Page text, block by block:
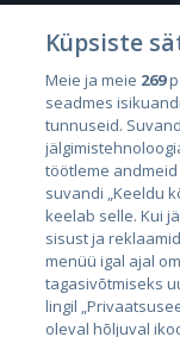
Страны
Эстония
Латвия
Литва
Küpsiste
Meie ja meie 269
seadmes
tunnuseid.
töötleme
suvandi „Keeldu
keelab selle. Kui
sisust ja
menüü igal ajal
tagasivõtmiseks
lingil
oleval hõljuval